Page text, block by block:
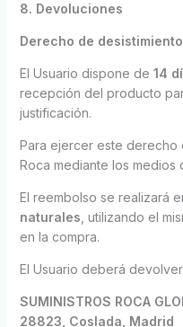
8. Devoluciones
Derecho de desistimiento
El Usuario dispone de 14
recepción del producto
justificación.
Para ejercer este derecho
Roca mediante los medios
El reembolso se realizará
naturales , utilizando el
en la compra.
El Usuario deberá
SUMINISTROS ROCA
28823, Coslada, Madrid